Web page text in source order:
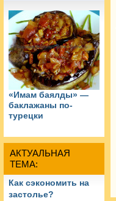
«Имам баялды» —
баклажаны по-
турецки
АКТУАЛЬНАЯ
ТЕМА:
Как сэкономить на
застолье?